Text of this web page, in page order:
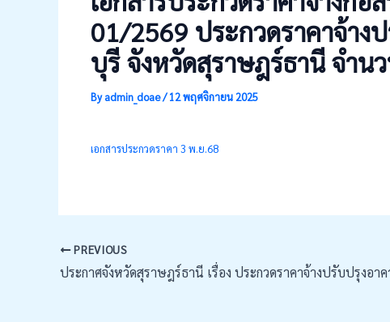
01/2569 ประกวดราคาจ้าง
บุรี จังหวัดสุราษฎร์ธานี จำน
Byadmin_doae/12 พฤศจิกายน 2025
เอกสารประกวดราคา 3 พ.ย.68
PREVIOUS